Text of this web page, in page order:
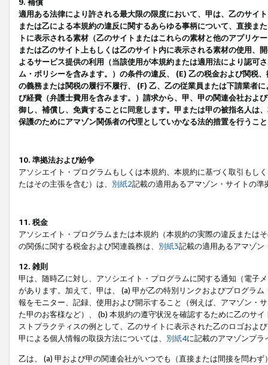
9. 補償
適用ある法律により許される最大限の限度において、甲は、乙のサイ
または乙による本規約の違反に関するあらゆる事柄について、直接ま
トに表示される素材（乙のサイトまたはこれらの素材と他のアプリ
または乙のサイト上もしくは乙のサイト内に表示される素材の使用、
よるサービス提供の利用（当該使用が本規約または適用法により認可
ム・ポリシーを含みます。）の条件の違反、 (E) 乙の税金および関税
の義務または関税の履行不履行、 (F) 乙、乙の従業員または下請業者
び経費（弁護士費用を含みます。）請求から、甲、甲の関連会社およ
御し、補償し、免責することに同意します。甲または甲の被指名人は
保護のためにアマゾン関係者の代理としていかなる法的措置を行うこ
10. 準拠法および紛争
アソシエイト・プログラムもしくは本規約、本規約に基づく取引もし
たはその主張を含む）は、 別紙2記載の適用あるアマゾン・サイトの
11. 税金
アソシエイト・プログラムまたは本規約（本規約の実際の違反または
の関係に関する税金および関連義務は、 別紙3記載の適用あるアマゾン
12. 雑則
甲は、随時乙に対し、アソシエイト・プログラムに関する通知（電子
があります。加えて、甲は、 (a) 甲が乙の特別リンクおよびプログラ
報をモニター、記録、使用および開示すること（例えば、アマゾン・
た甲のお客様など）、 (b) 本規約の遵守状況を確認するために乙のサ
ストプラクティスの例として、乙のサイトに表示された乙のロゴおよ
甲による個人情報の取扱方法については、 別紙4に記載のアマゾンプ
乙は、 (a) 甲および甲の関連会社がいつでも（直接または間接を問わ